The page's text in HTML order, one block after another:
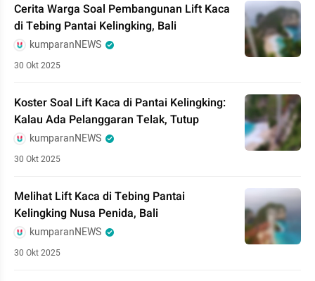
Cerita Warga Soal Pembangunan Lift Kaca
di Tebing Pantai Kelingking, Bali
kumparanNEWS
30 Okt 2025
Koster Soal Lift Kaca di Pantai Kelingking:
Kalau Ada Pelanggaran Telak, Tutup
kumparanNEWS
30 Okt 2025
Melihat Lift Kaca di Tebing Pantai
Kelingking Nusa Penida, Bali
kumparanNEWS
30 Okt 2025